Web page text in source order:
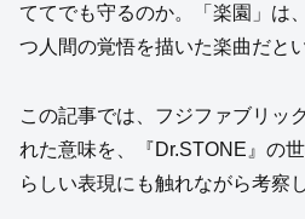
ててでも守るのか。「楽園」は
つ人間の覚悟を描いた楽曲だと
この記事では、フジファブリッ
れた意味を、『Dr.STONE』の
らしい表現にも触れながら考察